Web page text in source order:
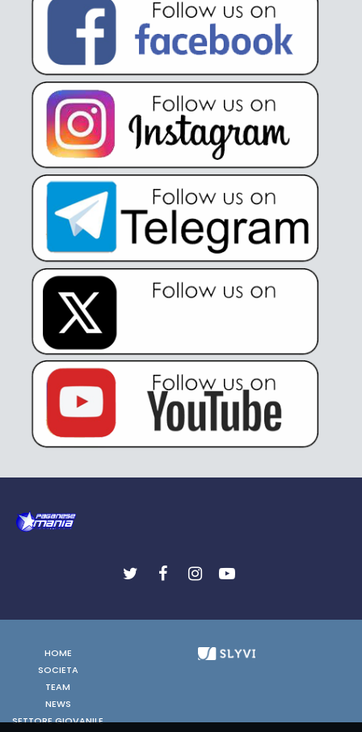
HOME
SOCIETA
TEAM
NEWS
SETTORE GIOVANILE